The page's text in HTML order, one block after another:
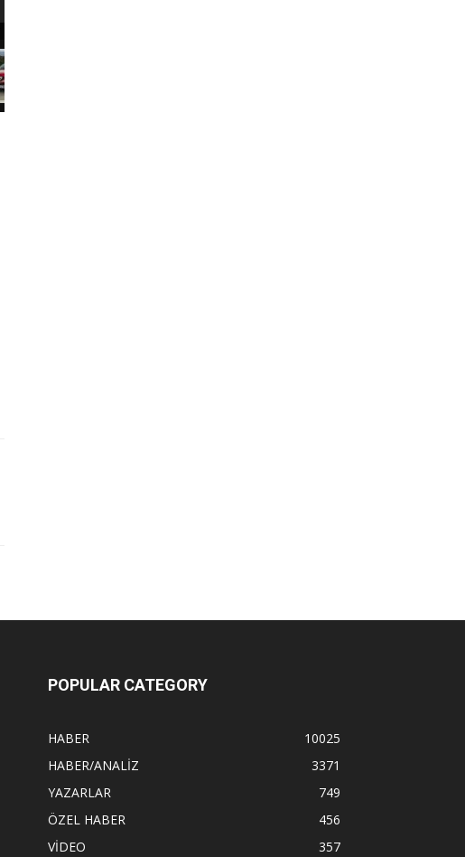
POPULAR CATEGORY
HABER
10025
HABER/ANALİZ
3371
YAZARLAR
749
ÖZEL HABER
456
VİDEO
357